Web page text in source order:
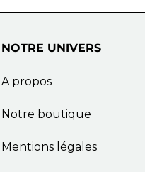
NOTRE UNIVERS
A propos
Notre boutique
Mentions légales